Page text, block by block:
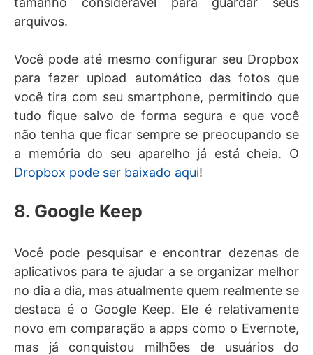
arquivos.
Você pode até mesmo configurar seu Dropbox
para fazer upload automático das fotos que
você tira com seu smartphone, permitindo que
tudo fique salvo de forma segura e que você
não tenha que ficar sempre se preocupando se
a memória do seu aparelho já está cheia. O
Dropbox pode ser baixado aqui!
8. Google Keep
Você pode pesquisar e encontrar dezenas de
aplicativos para te ajudar a se organizar melhor
no dia a dia, mas atualmente quem realmente se
destaca é o Google Keep. Ele é relativamente
novo em comparação a apps como o Evernote,
mas já conquistou milhões de usuários do